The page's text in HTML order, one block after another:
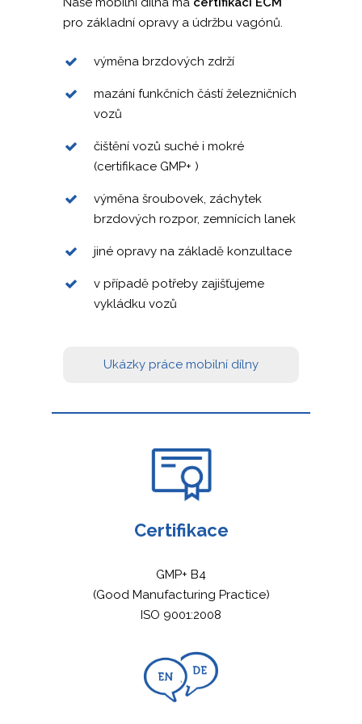
pro základní opravy a údržbu vagónů.
výměna brzdových zdrží
mazání funkčních částí železničních
vozů
čištění vozů suché i mokré
(certifikace GMP+ )
výměna šroubovek, záchytek
brzdových rozpor, zemnících lanek
jiné opravy na základě konzultace
v případě potřeby zajišťujeme
vykládku vozů
Ukázky práce mobilní dílny
Certifikace
GMP+ B4
(Good Manufacturing Practice)
ISO 9001:2008
RYCHLÁ POPTÁVKA
ENGLISH
ITALIANO
FRANÇAIS